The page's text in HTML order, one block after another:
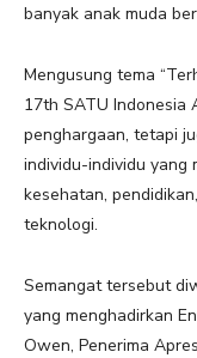
banyak anak muda
Mengusung tema
17th SATU Indonesia
penghargaan, tetapi
individu-individu yang
kesehatan,
teknologi.
Semangat tersebut
yang menghadirkan
Owen, Penerima